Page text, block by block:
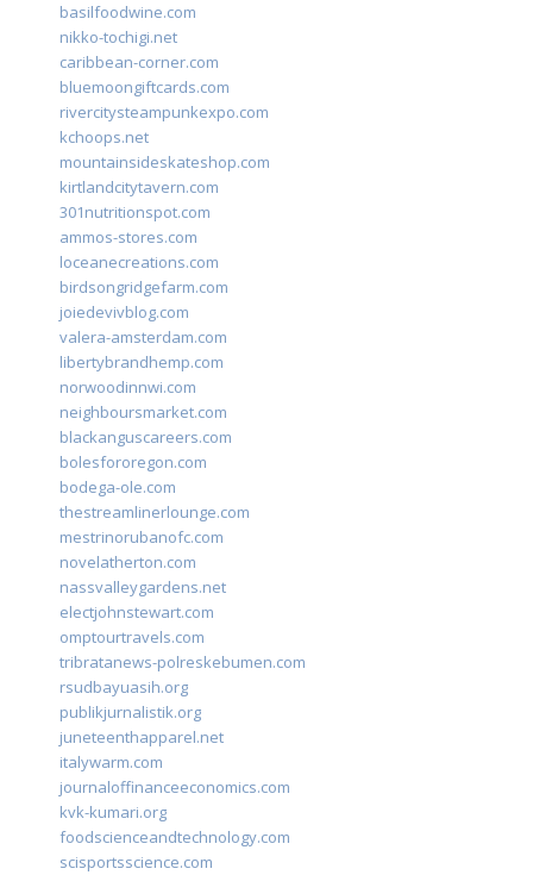
basilfoodwine.com
nikko-tochigi.net
caribbean-corner.com
bluemoongiftcards.com
rivercitysteampunkexpo.com
kchoops.net
mountainsideskateshop.com
kirtlandcitytavern.com
301nutritionspot.com
ammos-stores.com
loceanecreations.com
birdsongridgefarm.com
joiedevivblog.com
valera-amsterdam.com
libertybrandhemp.com
norwoodinnwi.com
neighboursmarket.com
blackanguscareers.com
bolesfororegon.com
bodega-ole.com
thestreamlinerlounge.com
mestrinorubanofc.com
novelatherton.com
nassvalleygardens.net
electjohnstewart.com
omptourtravels.com
tribratanews-polreskebumen.com
rsudbayuasih.org
publikjurnalistik.org
juneteenthapparel.net
italywarm.com
journaloffinanceeconomics.com
kvk-kumari.org
foodscienceandtechnology.com
scisportsscience.com